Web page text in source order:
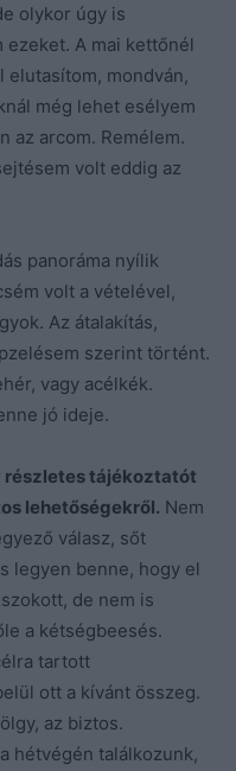
olykor úgy is
ezeket. A mai kettőnél
elutasítom, mondván,
még lehet esélyem
az arcom. Remélem.
volt eddig az
panoráma nyílik
volt a vételével,
Az átalakítás,
szerint történt.
vagy acélkék.
jó ideje.
részletes tájékoztatót
lehetőségekről. Nem
válasz, sőt
legyen benne, hogy el
de nem is
a kétségbeesés.
tartott
ott a kívánt összeg.
az biztos.
hétvégén találkozunk,